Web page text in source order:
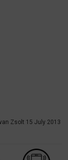
Zsolt 15 July 2013